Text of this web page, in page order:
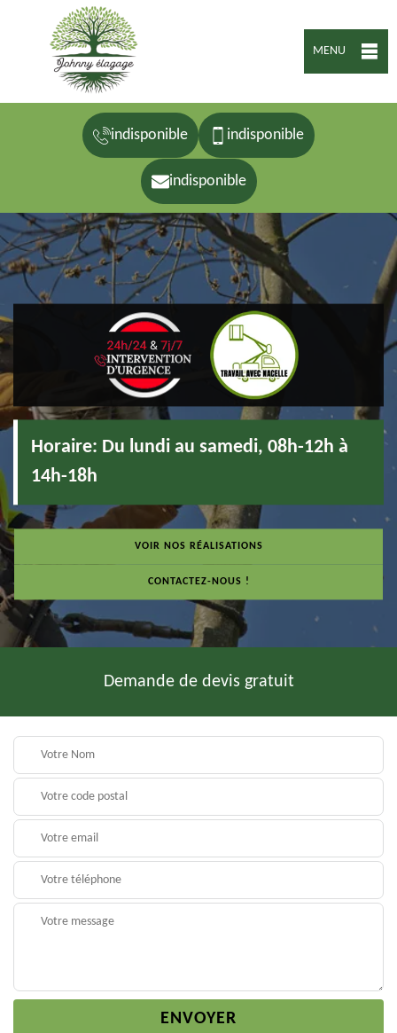
MENU
indisponible indisponible
indisponible
Horaire: Du lundi au samedi, 08h-12h à
14h-18h
VOIR NOS RÉALISATIONS
CONTACTEZ-NOUS !
Demande de devis gratuit